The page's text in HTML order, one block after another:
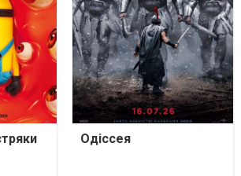
Одіссея